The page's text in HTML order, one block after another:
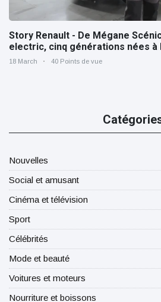
Story Renault - De Mégane
electric, cinq générations nées à
18 March 40 Points de vue
Nouvelles
Social et amusant
Cinéma et télévision
Sport
Célébrités
Mode et beauté
Voitures et moteurs
Nourriture et boissons